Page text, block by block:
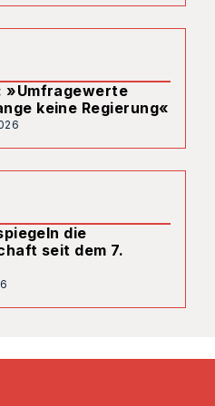
»Umfragewerte
keine Regierung«
die
seit dem 7.